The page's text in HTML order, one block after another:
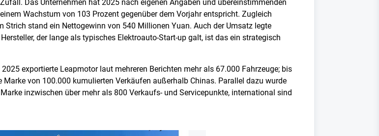
Das Unternehmen hat 2025 nach eigenen Angaben und übereinstimmenden
Wachstum von 103 Prozent gegenüber dem Vorjahr entspricht. Zugleich
Strich stand ein Nettogewinn von 540 Millionen Yuan. Auch der Umsatz legte
der lange als typisches Elektroauto-Start-up galt, ist das ein strategisch
exportierte Leapmotor laut mehreren Berichten mehr als 67.000 Fahrzeuge; bis
Marke von 100.000 kumulierten Verkäufen außerhalb Chinas. Parallel dazu wurde
inzwischen über mehr als 800 Verkaufs- und Servicepunkte, international sind